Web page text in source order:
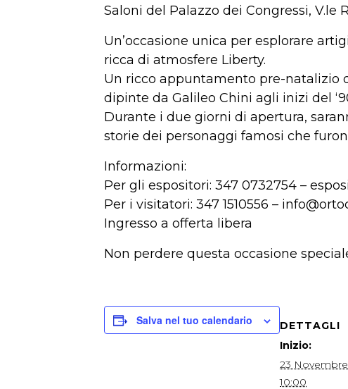
Saloni del Palazzo dei Congressi, V.le
Un’occasione unica per esplorare
ricca di atmosfere Liberty.
Un ricco appuntamento pre-natalizio
dipinte da Galileo Chini agli inizi del
Durante i due giorni di apertura,
storie dei personaggi famosi che
Informazioni:
Per gli espositori: 347 0732754 –
Per i visitatori: 347 1510556 –
Ingresso a offerta libera
Non perdere questa occasione
Salva nel tuo calendario
DETTAGLI
Inizio:
23
10:00